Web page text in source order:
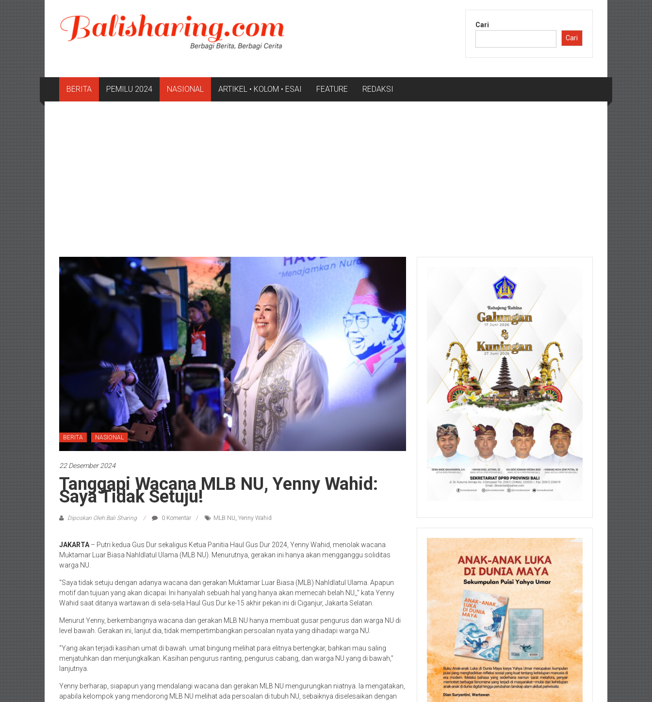
konten
Cari
Cari
BERITA PEMILU 2024 NASIONAL ARTIKEL • KOLOM • ESAI FEATURE REDAKSI
BERITA NASIONAL
22 Desember 2024
Tanggapi Wacana MLB NU, Yenny Wahid:
Saya Tidak Setuju!
Diposkan Oleh:Bali Sharing 0 Komentar MLB NU, Yenny Wahid
JAKARTA – Putri kedua Gus Dur sekaligus Ketua Panitia Haul Gus Dur 2024, Yenny Wahid, menolak wacana
Muktamar Luar Biasa Nahldlatul Ulama (MLB NU). Menurutnya, gerakan ini hanya akan mengganggu soliditas
warga NU.
“Saya tidak setuju dengan adanya wacana dan gerakan Muktamar Luar Biasa (MLB) Nahldlatul Ulama. Apapun
motif dan tujuan yang akan dicapai. Ini hanyalah sebuah hal yang hanya akan memecah belah NU,,” kata Yenny
Wahid saat ditanya wartawan di sela-sela Haul Gus Dur ke-15 akhir pekan ini di Ciganjur, Jakarta Selatan.
Menurut Yenny, berkembangnya wacana dan gerakan MLB NU hanya membuat gusar pengurus dan warga NU di
level bawah. Gerakan ini, lanjut dia, tidak mempertimbangkan persoalan nyata yang dihadapi warga NU.
“Yang akan terjadi kasihan umat di bawah. umat bingung melihat para elitnya bertengkar, bahkan mau saling
menjatuhkan dan menjungkalkan. Kasihan pengurus ranting, pengurus cabang, dan warga NU yang di bawah,”
lanjutnya.
Yenny berharap, siapapun yang mendalangi wacana dan gerakan MLB NU mengurungkan niatnya. Ia mengatakan,
apabila kelompok yang mendorong MLB NU melihat ada persoalan di tubuh NU, sebaiknya diselesaikan dengan